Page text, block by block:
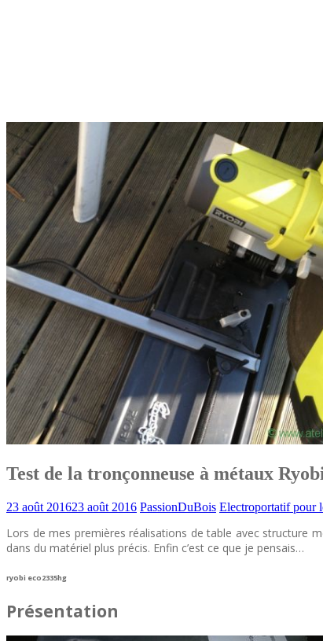
Test de la tronçonneuse à métaux
23 août 201623 août 2016 PassionDuBois Electroportatif pour
Lors de mes premières réalisations de table avec structure
dans du matériel plus précis. Enfin c’est ce que je pensais…
ryobi eco2335hg
Présentation